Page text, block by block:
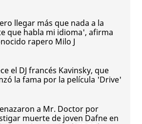
llegar más que nada a la
que habla mi idioma', afirma
rapero Milo J
el DJ francés Kavinsky, que
la fama por la película 'Drive'
a Mr. Doctor por
muerte de joven Dafne en